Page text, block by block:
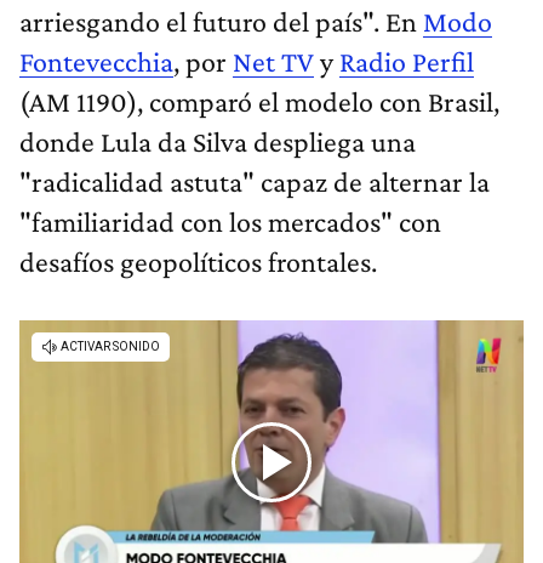
arriesgando el futuro del país". En Modo
Fontevecchia, por Net TVyRadio Perfil
(AM 1190), comparó el modelo con Brasil,
donde Lula da Silva despliega una
"radicalidad astuta" capaz de alternar la
"familiaridad con los mercados" con
desafíos geopolíticos frontales.